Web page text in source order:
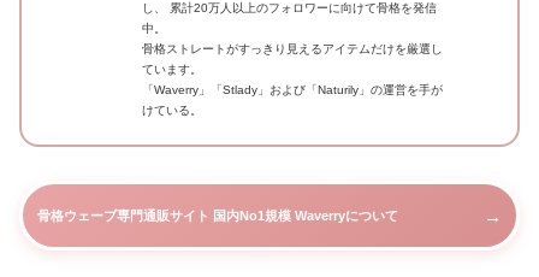
し、 累計20万人以上のフォロワーに向けて骨格を発信
中。
骨格ストレートがすっきり見えるアイテムだけを厳選し
ています。
「Waverry」「Stlady」および「Naturily」の運営を手が
けている。
骨格ウェーブ専門通販サイト 国内No1規模 Waverryについて →